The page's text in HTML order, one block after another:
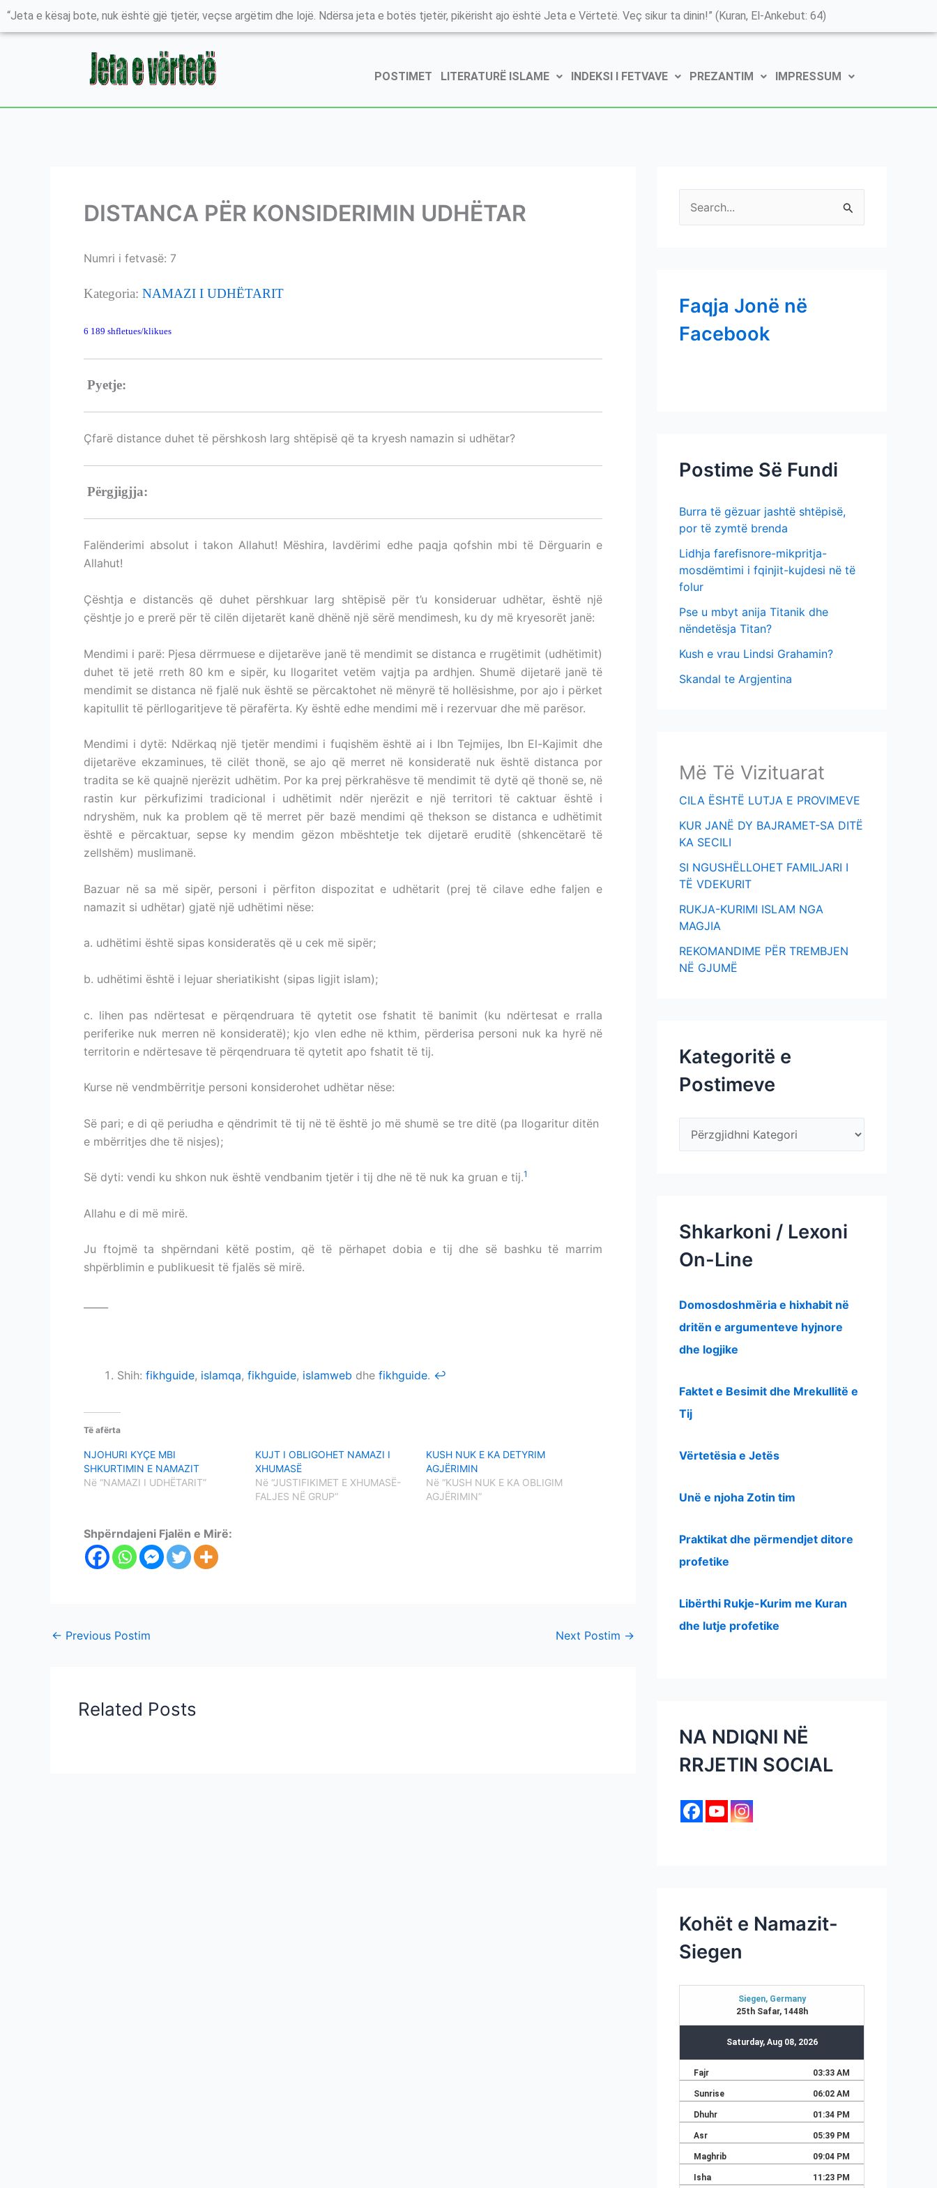
Skip
“Jeta e kësaj bote, nuk është gjë tjetër, veçse argëtim dhe lojë. Ndërsa jeta e botës tjetër, pikërisht ajo është Jeta e Vërtetë. Veç sikur ta dinin!” (Kuran, El-Ankebut: 64)
POSTIMET LITERATURË ISLAME INDEKSI I FETVAVE PREZANTIM IMPRESSUM
DISTANCA PËR KONSIDERIMIN UDHËTAR
Numri i fetvasë: 7
Kategoria: NAMAZI I UDHËTARIT
6 189 shfletues/klikues
Pyetje:
Çfarë distance duhet të përshkosh larg shtëpisë që ta kryesh namazin si udhëtar?
Përgjigjja:
Falënderimi absolut i takon Allahut! Mëshira, lavdërimi edhe paqja qofshin mbi të Dërguarin e
Allahut!
Çështja e distancës që duhet përshkuar larg shtëpisë për t’u konsideruar udhëtar, është një
çështje jo e prerë për të cilën dijetarët kanë dhënë një sërë mendimesh, ku dy më kryesorët janë:
Mendimi i parë: Pjesa dërrmuese e dijetarëve janë të mendimit se distanca e rrugëtimit (udhëtimit)
duhet të jetë rreth 80 km e sipër, ku llogaritet vetëm vajtja pa ardhjen. Shumë dijetarë janë të
mendimit se distanca në fjalë nuk është se përcaktohet në mënyrë të hollësishme, por ajo i përket
kapitullit të përllogaritjeve të përafërta. Ky është edhe mendimi më i rezervuar dhe më parësor.
Mendimi i dytë: Ndërkaq një tjetër mendimi i fuqishëm është ai i Ibn Tejmijes, Ibn El-Kajimit dhe
dijetarëve ekzaminues, të cilët thonë, se ajo që merret në konsideratë nuk është distanca por
tradita se kë quajnë njerëzit udhëtim. Por ka prej përkrahësve të mendimit të dytë që thonë se, në
rastin kur përkufizimi tradicional i udhëtimit ndër njerëzit e një territori të caktuar është i
ndryshëm, nuk ka problem që të merret për bazë mendimi që thekson se distanca e udhëtimit
është e përcaktuar, sepse ky mendim gëzon mbështetje tek dijetarë eruditë (shkencëtarë të
zellshëm) muslimanë.
Bazuar në sa më sipër, personi i përfiton dispozitat e udhëtarit (prej të cilave edhe faljen e
namazit si udhëtar) gjatë një udhëtimi nëse:
a. udhëtimi është sipas konsideratës që u cek më sipër;
b. udhëtimi është i lejuar sheriatikisht (sipas ligjit islam);
c. lihen pas ndërtesat e përqendruara të qytetit ose fshatit të banimit (ku ndërtesat e rralla
periferike nuk merren në konsideratë); kjo vlen edhe në kthim, përderisa personi nuk ka hyrë në
territorin e ndërtesave të përqendruara të qytetit apo fshatit të tij.
Kurse në vendmbërritje personi konsiderohet udhëtar nëse:
Së pari; e di që periudha e qëndrimit të tij në të është jo më shumë se tre ditë (pa llogaritur ditën
e mbërritjes dhe të nisjes);
Së dyti: vendi ku shkon nuk është vendbanim tjetër i tij dhe në të nuk ka gruan e tij.1
Allahu e di më mirë.
Ju ftojmë ta shpërndani këtë postim, që të përhapet dobia e tij dhe së bashku të marrim
shpërblimin e publikuesit të fjalës së mirë.
Shih: fikhguide, islamqa, fikhguide, islamweb dhe fikhguide. ↩
Të afërta
NJOHURI KYÇE MBI
SHKURTIMIN E NAMAZIT
Në “NAMAZI I UDHËTARIT”
KUJT I OBLIGOHET NAMAZI I
XHUMASË
Në “JUSTIFIKIMET E XHUMASË-
FALJES NË GRUP”
KUSH NUK E KA DETYRIM
AGJËRIMIN
Në “KUSH NUK E KA OBLIGIM
AGJËRIMIN”
Shpërndajeni Fjalën e Mirë:
← Previous Postim Next Postim →
Related Posts
c
f
Faqja Jonë në
Facebook
Postime Së Fundi
Burra të gëzuar jashtë shtëpisë,
por të zymtë brenda
Lidhja farefisnore-mikpritja-
mosdëmtimi i fqinjit-kujdesi në të
folur
Pse u mbyt anija Titanik dhe
nëndetësja Titan?
Kush e vrau Lindsi Grahamin?
Skandal te Argjentina
Më Të Vizituarat
CILA ËSHTË LUTJA E PROVIMEVE
KUR JANË DY BAJRAMET-SA DITË
KA SECILI
SI NGUSHËLLOHET FAMILJARI I
TË VDEKURIT
RUKJA-KURIMI ISLAM NGA
MAGJIA
REKOMANDIME PËR TREMBJEN
NË GJUMË
Kategoritë e
Postimeve
K
a
e
t
s
t
Shkarkoni / Lexoni
On-Line
Domosdoshmëria e hixhabit në
dritën e argumenteve hyjnore
dhe logjike
Faktet e Besimit dhe Mrekullitë e
Tij
Vërtetësia e Jetës
Unë e njoha Zotin tim
Praktikat dhe përmendjet ditore
profetike
Libërthi Rukje-Kurim me Kuran
dhe lutje profetike
NA NDIQNI NË
RRJETIN SOCIAL
Kohët e Namazit-
Siegen